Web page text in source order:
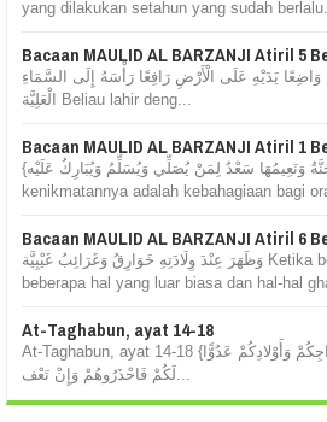
yang dilakukan setahun yang sudah
Bacaan MAULID AL BARZANJI Atiril 5
يَدَيْهِ عَلَى الْأَرْضِ رَافِعًا رَأْسَهُ إِلَى السَّمَاءِ
الْعَلِيَّة Beliau lahir deng...
Bacaan MAULID AL BARZANJI Atiril 1
{اَلْجَنَّةُ وَنَعِيمُهَا سَعْدٌ لِمَنْ يُصَلِّي وَيُسَلِّمُ وَيُبَارِكُ عَلَيْه} {Surga dan
kenikmatannya adalah kebahagiaan bagi
Bacaan MAULID AL BARZANJI Atiril 6
وَظَهَرَ عِنْدَ وِلَادَتِهِ خَوَارِقُ وَغَرَائِبُ غَيْبِيَّة Ketika beliau lahir, tampaklah
beberapa hal yang luar biasa dan hal-hal
At-Taghabun, ayat 14-18
At-Taghabun, ayat 14-18 {يَا أَيُّهَا الَّذِينَ آمَنُوا إِنَّ مِنْ أَزْوَاجِكُمْ وَأَوْلادِكُمْ عَدُوًّا
لَكُمْ فَاحْذَرُوهُمْ وَإِنْ تَعْف...